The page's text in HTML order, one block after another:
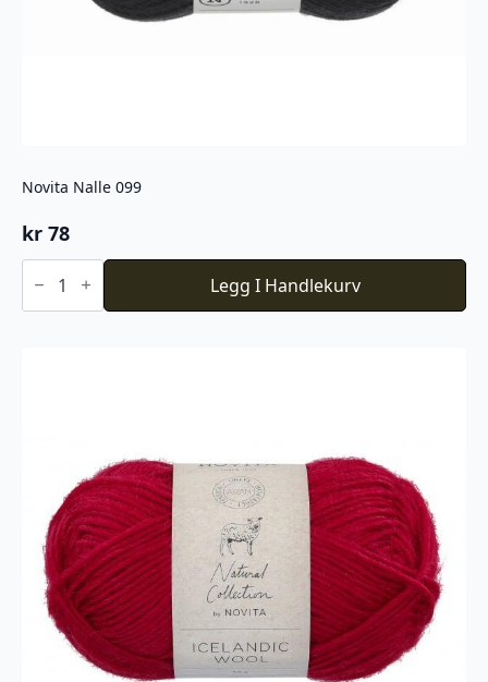
Novita Nalle 099
kr 78
Novita
Nalle
antall
Legg I Handlekurv